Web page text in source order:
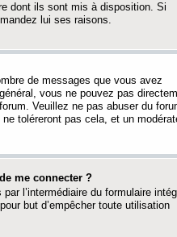
dont ils sont mis à disposition. Si
lui ses raisons.
de messages que vous avez
vous ne pouvez pas
Veuillez ne pas abuser du
toléreront pas cela, et un
me connecter ?
l’intermédiaire du formulaire
but d’empêcher toute utilisation